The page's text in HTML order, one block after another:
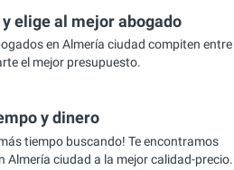
elige al mejor abogado
en Almería ciudad compiten entre
el mejor presupuesto.
y dinero
tiempo buscando! Te encontramos
Almería ciudad a la mejor calidad-precio.